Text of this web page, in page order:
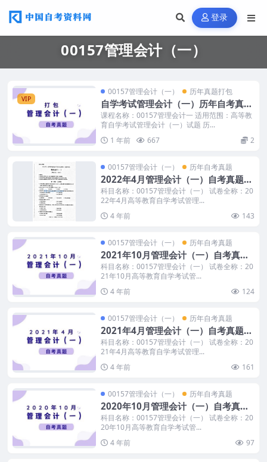
登录
00157管理会计（一）
VIP
00157管理会计（一） 历年真题打包
自学考试管理会计（一）历年自考真题
含答案
课程名称：00157管理会计一 适用范围：高等教
育自学考试管理会计（一）试题 历...
1 年前
667 2
00157管理会计（一） 历年自考真题
2022年4月管理会计（一）自考真题暂
无答案
科目名称：00157管理会计（一） 试卷全称：20
22年4月高等教育自学考试管理...
4 年前
143
00157管理会计（一） 历年自考真题
2021年10月管理会计（一）自考真题
和答案
科目名称：00157管理会计（一） 试卷全称：20
21年10月高等教育自学考试管...
4 年前
124
00157管理会计（一） 历年自考真题
2021年4月管理会计（一）自考真题和
答案
科目名称：00157管理会计（一） 试卷全称：20
21年4月高等教育自学考试管理...
4 年前
161
00157管理会计（一） 历年自考真题
2020年10月管理会计（一）自考真题
无答案
科目名称：00157管理会计（一） 试卷全称：20
20年10月高等教育自学考试管...
4 年前
97